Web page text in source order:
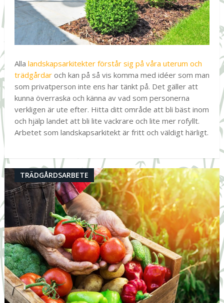
Alla landskapsarkitekter förstår sig på våra uterum och
trädgårdaroch kan på så vis komma med idéer som man
som privatperson inte ens har tänkt på. Det gäller att
kunna överraska och känna av vad som personerna
verkligen är ute efter. Hitta ditt område att bli bäst inom
och hjälp landet att bli lite vackrare och lite mer rofyllt.
Arbetet som landskapsarkitekt är fritt och väldigt härligt.
TRÄDGÅRDSARBETE